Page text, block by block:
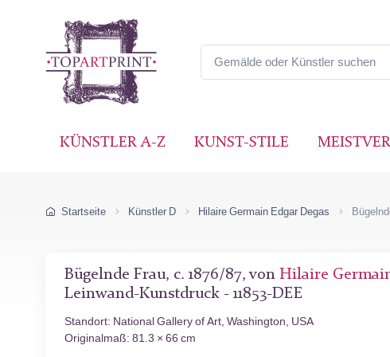
KÜNSTLER A-Z KUNST-STILE
Startseite Künstler D Hilaire Germain Edgar Degas
Bügelnde Frau, c. 1876/87, von Hilaire
Leinwand-Kunstdruck - 11853-DEE
Standort: National Gallery of Art, Washington, USA
Originalmaß: 81.3 × 66 cm